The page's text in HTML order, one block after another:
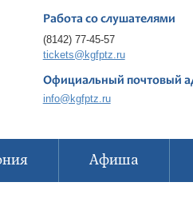
Работа со слушателями
(8142) 77-45-57
tickets@kgfptz.ru
Официальный почтовый
info@kgfptz.ru
Афиша